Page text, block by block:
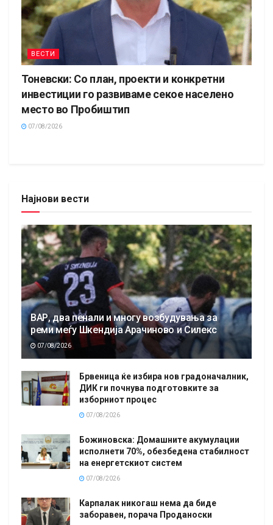
ВЕСТИ
Тоневски: Со план, проекти и конкретни
инвестиции го развиваме секое населено
место во Пробиштип
07/08/2026
Најнови вести
ВАР, два пенали и многу возбудувања за
реми меѓу Шкендија Арачиново и Силекс
07/08/2026
Брвеница ќе избира нов градоначалник,
ДИК ги почнува подготовките за
изборниот процес
07/08/2026
Божиновска: Домашните акумулации
исполнети 70%, обезбедена стабилност
на енергетскиот систем
07/08/2026
Карпалак никогаш нема да биде
заборавен, порача Проданоски